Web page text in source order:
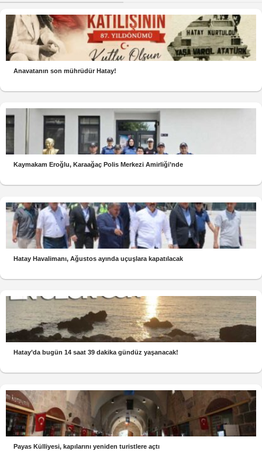
Anavatanın son mührüdür Hatay!
Kaymakam Eroğlu, Karaağaç Polis Merkezi Amirliği’nde
Hatay Havalimanı, Ağustos ayında uçuşlara kapatılacak
Hatay’da bugün 14 saat 39 dakika gündüz yaşanacak!
Payas Külliyesi, kapılarını yeniden turistlere açtı